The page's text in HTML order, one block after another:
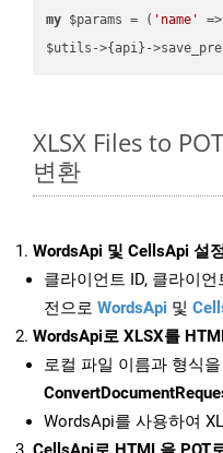
my $params = ( 'name' =>
XLSX Files to
변환
WordsApi 및 CellsApi 설
클라이언트 ID, 클라이
전으로 WordsApi 및
WordsApi로 XLSX를
로컬 파일 이름과 형식
WordsApi를 사용하여